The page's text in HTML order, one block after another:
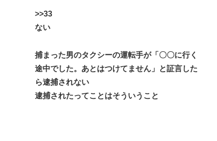
>>33
ない
捕まった男のタクシーの運転手が「〇〇に行く
途中でした。あとはつけてません」と証言した
ら逮捕されない
逮捕されたってことはそういうこと